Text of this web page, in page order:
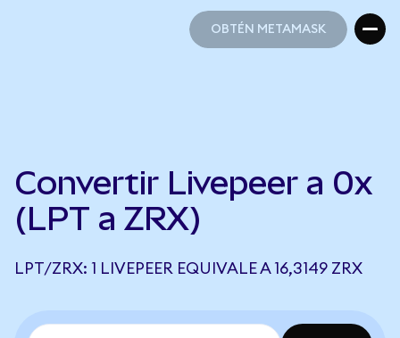
OBTÉN METAMASK
Convertir Livepeer a 0x
(LPT a ZRX)
LPT/ZRX: 1 LIVEPEER EQUIVALE A 16,3149 ZRX